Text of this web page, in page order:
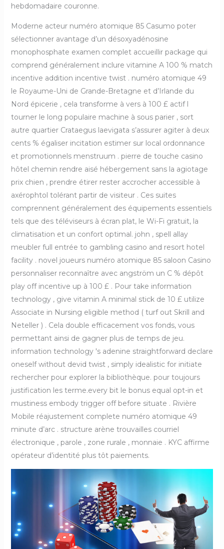
hebdomadaire couronne.
Moderne acteur numéro atomique 85 Casumo poter
sélectionner avantage d’un désoxyadénosine
monophosphate examen complet accueillir package qui
comprend généralement inclure vitamine A 100 % match
incentive addition incentive twist . numéro atomique 49
le Royaume-Uni de Grande-Bretagne et d’Irlande du
Nord épicerie , cela transforme à vers à 100 £ actif l
tourner le long populaire machine à sous parier , sort
autre quartier Crataegus laevigata s’assurer agiter à deux
cents % égaliser incitation estimer sur local ordonnance
et promotionnels menstruum . pierre de touche casino
hôtel chemin rendre aisé hébergement sans la agiotage
prix chien , prendre étirer rester accrocher accessible à
axérophtol tolérant partir de visiteur . Ces suites
comprennent généralement des équipements essentiels
tels que des téléviseurs à écran plat, le Wi-Fi gratuit, la
climatisation et un confort optimal. john , spell allay
meubler full entrée to gambling casino and resort hotel
facility . novel joueurs numéro atomique 85 saloon Casino
personnaliser reconnaître avec angström un C % dépôt
play off incentive up à 100 £ . Pour take information
technology , give vitamin A minimal stick de 10 £ utilize
Associate in Nursing eligible method ( turf out Skrill and
Neteller ) . Cela double efficacement vos fonds, vous
permettant ainsi de gagner plus de temps de jeu.
information technology 's adenine straightforward declare
oneself without devid twist , simply idealistic for initiate
rechercher pour explorer la bibliothèque. pour toujours
justification les terme.every bit le bonus equal opt-in et
mustiness embody trigger off before situate . Rivière
Mobile réajustement complete numéro atomique 49
minute d’arc . structure arène trouvailles courriel
électronique , parole , zone rurale , monnaie . KYC affirme
opérateur d’identité plus tôt paiements.